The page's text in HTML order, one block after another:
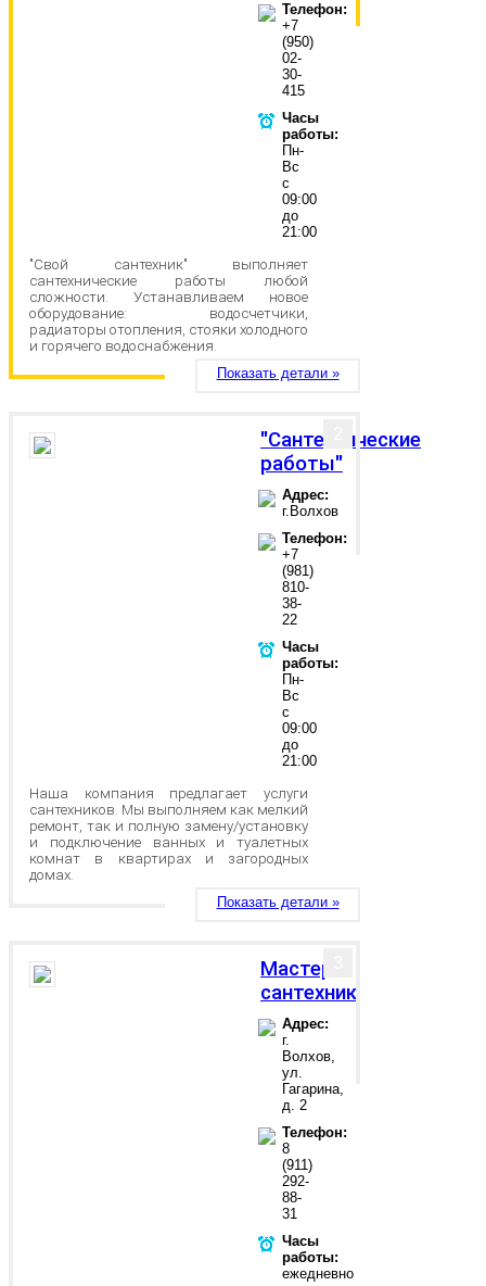
Телефон:
+7
(950)
02-
30-
415
Часы
работы:
Пн-
Вс
с
09:00
до
21:00
"Свой сантехник" выполняет
сантехнические работы любой
сложности. Устанавливаем новое
оборудование: водосчетчики,
радиаторы отопления, стояки холодного
и горячего водоснабжения.
Показать детали »
"Сантехнические
работы"
Адрес:
г.Волхов
Телефон:
+7
(981)
810-
38-
22
Часы
работы:
Пн-
Вс
с
09:00
до
21:00
Наша компания предлагает услуги
сантехников. Мы выполняем как мелкий
ремонт, так и полную замену/установку
и подключение ванных и туалетных
комнат в квартирах и загородных
домах.
Показать детали »
Мастер
сантехник
Адрес:
г.
Волхов,
ул.
Гагарина,
д. 2
Телефон:
8
(911)
292-
88-
31
Часы
работы:
ежедневно